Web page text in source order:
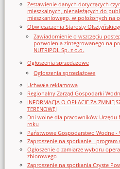
Zestawienie danych dotyczących
mieszkalnych, nienależących do
mieszkaniowego, w położonych na
Obwieszczenia Starosty
Zawiadomienie o wszczęciu
pozwolenia zintegrowanego na
NUTRIPOL Sp. z o.o.
Ogłoszenia sprzedażowe
Ogłoszenia sprzedażowe
Uchwała reklamowa
Regionalny Zarząd Gospodarki
INFORMACJA O OPŁACIE ZA
TERENOWEJ
Dni wolne dla pracowników Urzędu
roku
Państwowe Gospodarstwo Wodne -
Zaproszenie na spotkanie - program
Ogłoszenie o zamiarze wyboru
zbiorowego
Zaproszenie na spotkania Czyste